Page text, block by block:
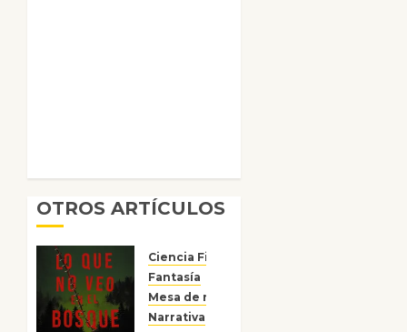
OTROS ARTÍCULOS
Ciencia Ficción
Fantasía
Mesa de novedades
Narrativa